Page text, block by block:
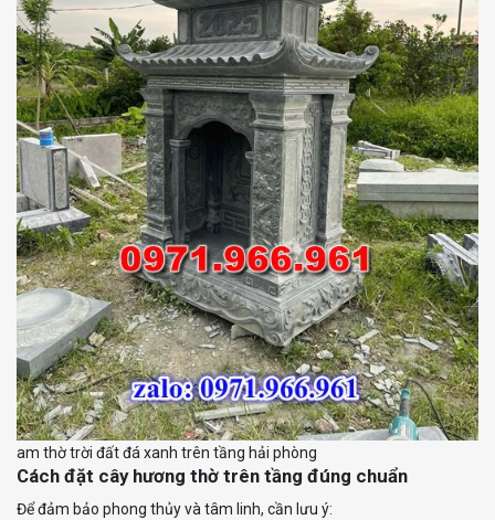
am thờ trời đất đá xanh trên tầng hải phòng
Cách đặt cây hương thờ trên tầng đúng chuẩn
Để đảm bảo phong thủy và tâm linh, cần lưu ý: